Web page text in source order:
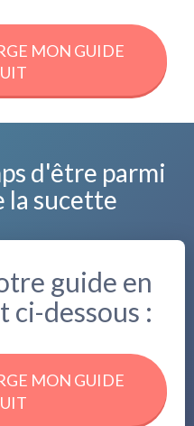
MON GUIDE
d'être parmi
la sucette
guide en
ci-dessous :
MON GUIDE